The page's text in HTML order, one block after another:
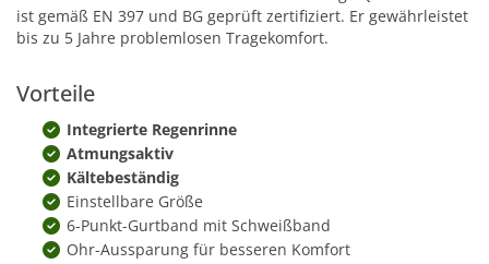
ist gemäß EN 397 und BG geprüft zertifiziert. Er gewährleistet
bis zu 5 Jahre problemlosen Tragekomfort.
Vorteile
Integrierte Regenrinne
Atmungsaktiv
Kältebeständig
Einstellbare Größe
6-Punkt-Gurtband mit Schweißband
Ohr-Aussparung für besseren Komfort